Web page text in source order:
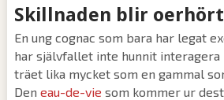
Skillnaden blir
En ung cognac som bara har legat
har självfallet inte hunnit interagera
träet lika mycket som en gammal
Den eau-de-vie som kommer ur